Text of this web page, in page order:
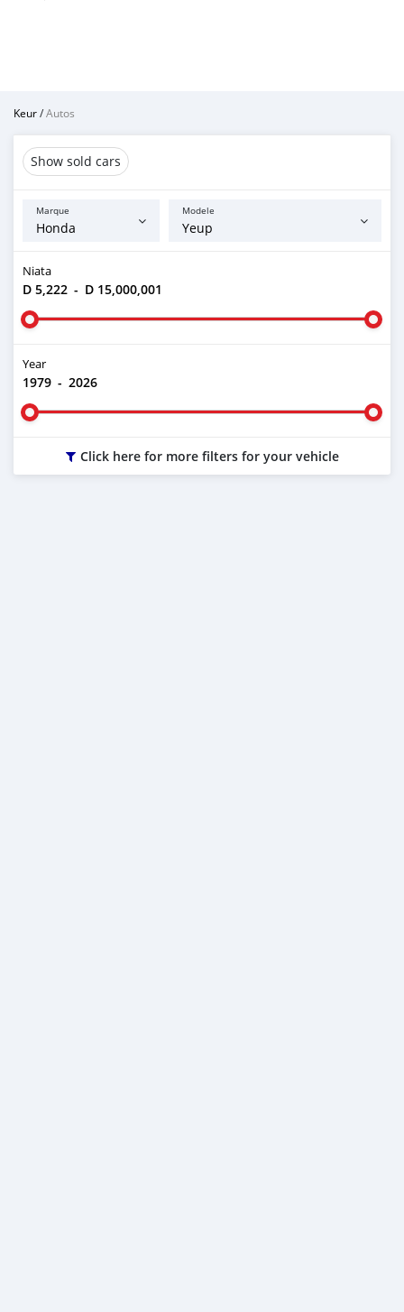
Keur/Autos
Show sold cars
Marque Modele
Niata
D 5,222 - D 15,000,001
Year
1979 - 2026
Click here for more filters for your vehicle